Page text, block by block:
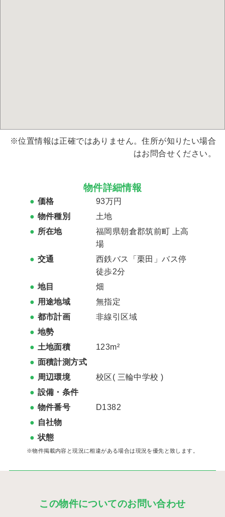
※位置情報は正確ではありません。住所が知りたい場合
はお問合せください。
物件詳細情報
価格
93万円
物件種別
土地
所在地
福岡県朝倉郡筑前町 上高
場
交通
西鉄バス「栗田」バス停
徒歩2分
地目
畑
用途地域
無指定
都市計画
非線引区域
地勢
土地面積
123m²
面積計測方式
周辺環境
校区( 三輪中学校 )
設備・条件
物件番号
D1382
自社物
状態
※物件掲載内容と現況に相違がある場合は現況を優先と致します。
この物件についてのお問い合わせ